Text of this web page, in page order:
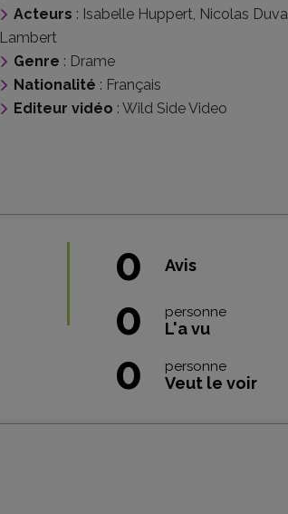
Acteurs : Isabelle Huppert, Nicolas
Lambert
Genre : Drame
Nationalité : Français
Editeur vidéo : Wild Side Video
0 Avis
0 personne
L'a vu
0 personne
Veut le voir